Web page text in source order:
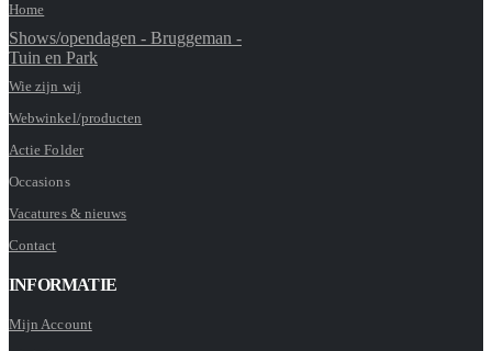
Home
Shows/opendagen - Bruggeman -
Tuin en Park
Wie zijn wij
Webwinkel/producten
Actie Folder
Occasions
Vacatures & nieuws
Contact
INFORMATIE
Mijn Account